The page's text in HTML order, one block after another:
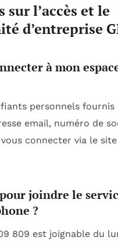
l’accès et le
d’entreprise
à mon
personnels fournis
email, numéro de
connecter via le
joindre le
?
809 est joignable du